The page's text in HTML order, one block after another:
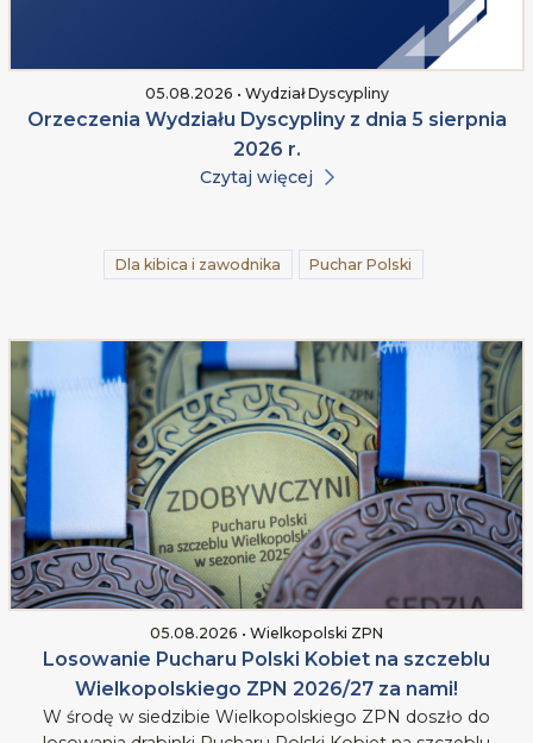
05.08.2026 • Wydział Dyscypliny
Orzeczenia Wydziału Dyscypliny z dnia 5 sierpnia
2026 r.
Czytaj więcej
Dla kibica i zawodnika Puchar Polski
05.08.2026 • Wielkopolski ZPN
Losowanie Pucharu Polski Kobiet na szczeblu
Wielkopolskiego ZPN 2026/27 za nami!
W środę w siedzibie Wielkopolskiego ZPN doszło do